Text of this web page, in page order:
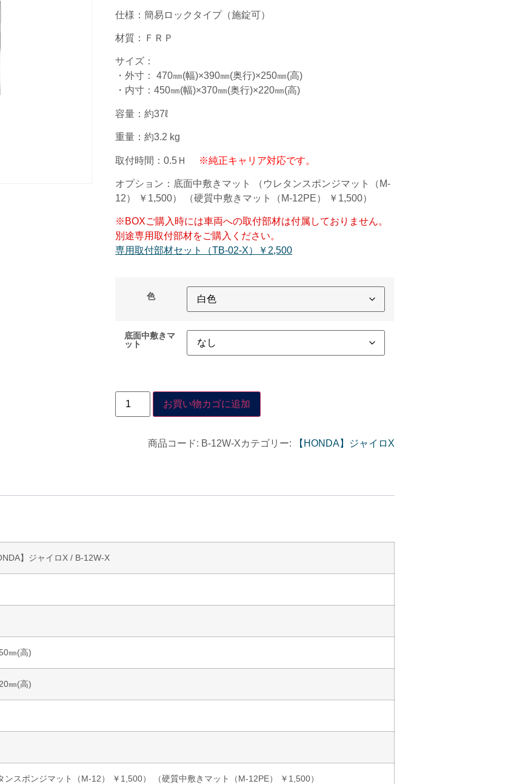
仕様：簡易ロックタイプ（施錠可）
材質：ＦＲＰ
サイズ：
・外寸： 470㎜(幅)×390㎜(奥行)×250㎜(高)
・内寸：450㎜(幅)×370㎜(奥行)×220㎜(高)
容量：約37ℓ
重量：約3.2 kg
取付時間：0.5Ｈ ※純正キャリア対応です。
オプション：底面中敷きマット （ウレタンスポンジマット（M-
12） ￥1,500） （硬質中敷きマット（M-12PE） ￥1,500）
※BOXご購入時には車両への取付部材は付属しておりません。
別途専用取付部材をご購入ください。
専用取付部材セット（TB-02-X）￥2,500
色
底面中敷きマ
ット
お買い物カゴに追加
商品コード: B-12W-Xカテゴリー: 【HONDA】ジャイロX
】ジャイロX / B-12W-X
㎜(高)
㎜(高)
ンスポンジマット（M-12） ￥1,500） （硬質中敷きマット（M-12PE） ￥1,500）